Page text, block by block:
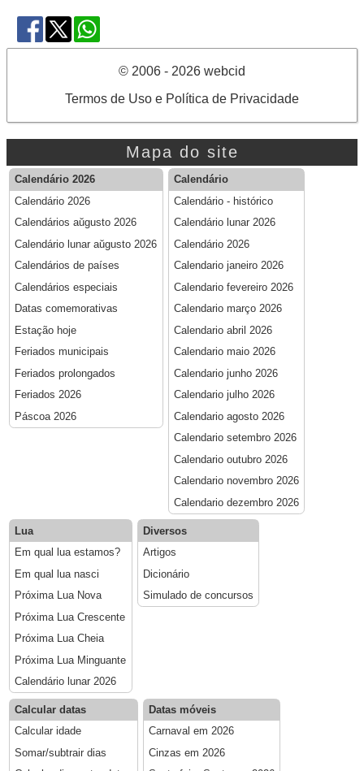
© 2006 - 2026 webcid
Termos de Uso e Política de Privacidade
Mapa do site
Calendário 2026
Calendário 2026
Calendários aŭgusto 2026
Calendário lunar aŭgusto 2026
Calendários de países
Calendários especiais
Datas comemorativas
Estação hoje
Feriados municipais
Feriados prolongados
Feriados 2026
Páscoa 2026
Calendário
Calendário - histórico
Calendário lunar 2026
Calendário 2026
Calendario janeiro 2026
Calendario fevereiro 2026
Calendario março 2026
Calendario abril 2026
Calendario maio 2026
Calendario junho 2026
Calendario julho 2026
Calendario agosto 2026
Calendario setembro 2026
Calendario outubro 2026
Calendario novembro 2026
Calendario dezembro 2026
Lua
Em qual lua estamos?
Em qual lua nasci
Próxima Lua Nova
Próxima Lua Crescente
Próxima Lua Cheia
Próxima Lua Minguante
Calendário lunar 2026
Diversos
Artigos
Dicionário
Simulado de concursos
Calcular datas
Calcular idade
Somar/subtrair dias
Datas móveis
Carnaval em 2026
Cinzas em 2026